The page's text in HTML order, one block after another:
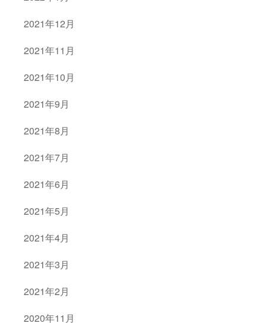
2021年12月
2021年11月
2021年10月
2021年9月
2021年8月
2021年7月
2021年6月
2021年5月
2021年4月
2021年3月
2021年2月
2020年11月